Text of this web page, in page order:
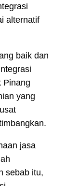
alternatif
baik dan
Pinang
yang
jasa
sebab itu,